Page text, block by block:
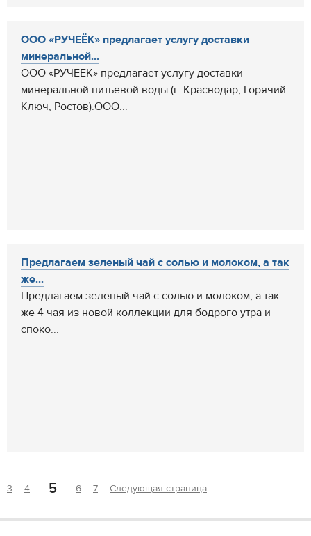
ООО «РУЧЕЁК» предлагает услугу доставки
минеральной...
ООО «РУЧЕЁК» предлагает услугу доставки
минеральной питьевой воды (г. Краснодар, Горячий
Ключ, Ростов).ООО...
Предлагаем зеленый чай с солью и молоком, а так
же...
Предлагаем зеленый чай с солью и молоком, а так
же 4 чая из новой коллекции для бодрого утра и
споко...
3 4 5 6 7 Следующая страница